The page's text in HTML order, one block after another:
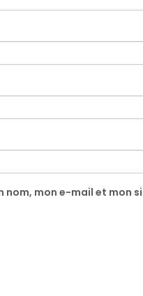
nom, mon e-mail et mon